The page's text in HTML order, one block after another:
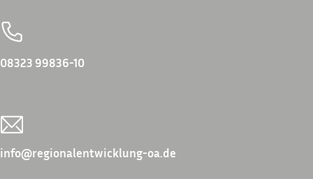
08323 99836-10
info@regionalentwicklung-oa.de